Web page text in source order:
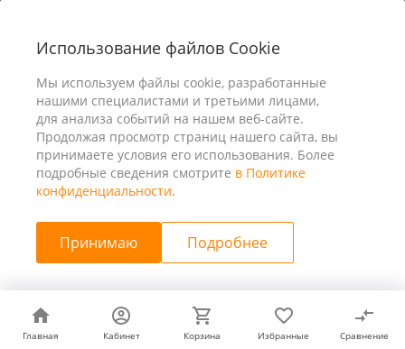
Использование файлов Cookie
Мы используем файлы cookie, разработанные
нашими специалистами и третьими лицами,
для анализа событий на нашем веб-сайте.
Продолжая просмотр страниц нашего сайта, вы
принимаете условия его использования. Более
подробные сведения смотрите в Политике
конфиденциальности.
Принимаю Подробнее
Главная Кабинет Корзина Избранные Сравнение
Главная Кабинет Корзина Избранные Сравнение
© 2026 ООО «25 Киловатт» ИНН 4401188290, Все права
защищены